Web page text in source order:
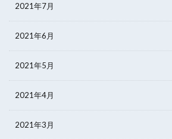
2021年7月
2021年6月
2021年5月
2021年4月
2021年3月